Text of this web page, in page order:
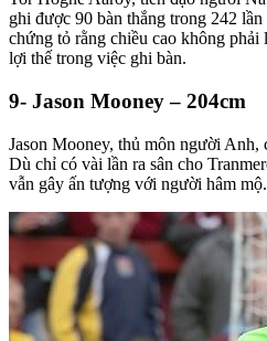
ghi được 90 bàn thắng trong 242
chứng tỏ rằng chiều cao không phải
lợi thế trong việc ghi bàn.
9- Jason Mooney – 204cm
Jason Mooney, thủ môn người Anh,
Dù chỉ có vài lần ra sân cho
vẫn gây ấn tượng với người hâm mộ.